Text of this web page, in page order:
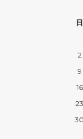
日
2
9
16
23
30